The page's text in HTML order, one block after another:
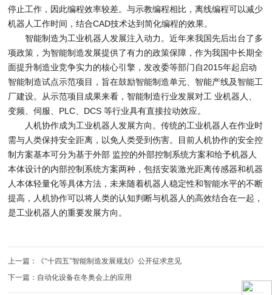
停止工作，因此编程效率较差。与示教编程相比，离线编程可以减少
机器人工作时间，结合CAD技术达到简化编程的效果。
智能制造为工业机器人发展注入动力。近年来我国先后出台了多
项政策，为智能制造发展提供了有力的政策保障，作为我国中长期全
面提升制造业竞争实力的核心引擎，发改委等部门自2015年起启动
智能制造试点示范项目，旨在鼓励智能制造单元、智能产线及智能工
厂建设。从示范项目成果来看，智能制造行业发展对工 业机器人、
变频、伺服、PLC、DCS 等行业具有直接拉动效应。
人机协作成为工业机器人发展方向。传统的工业机器人在作业时
需与人类保持安全距离，以免人类受到伤害。目前人机协作的安全控
制方案基本可分为基于外部 监控的外部控制系统方案和给予机器人
本体设计的内部控制系统方案两种，包括安装激光距离传感器和机器
人本体轻量化等具体方法，未来随着机器人稳定性和智能水平的不断
提高，人机协作可以将人类的认知判断与机器人的高效结合在一起，
是工业机器人的重要发展方向。
上一篇：《“十四五”智能制造发展规划》公开征求意见
下一篇：自动化设备在冬奥会上的应用